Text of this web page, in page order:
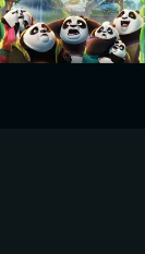
Sledovat
nyní
Sledovat nyní